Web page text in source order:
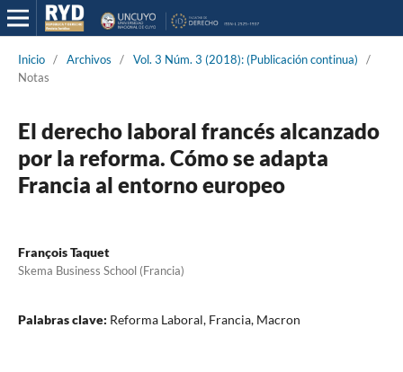
Inicio / Archivos / Vol. 3 Núm. 3 (2018): (Publicación continua)
/
Notas
El derecho laboral francés alcanzado
por la reforma. Cómo se adapta
Francia al entorno europeo
François Taquet
Skema Business School (Francia)
Palabras clave: Reforma Laboral, Francia, Macron